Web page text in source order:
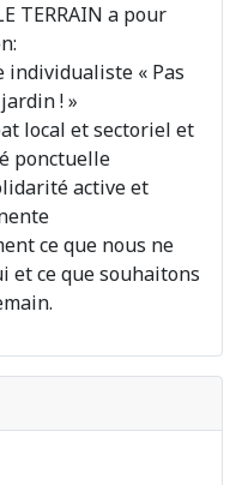
TERRAIN a pour
individualiste « Pas
! »
local et sectoriel et
ponctuelle
active et
ce que nous ne
et ce que souhaitons